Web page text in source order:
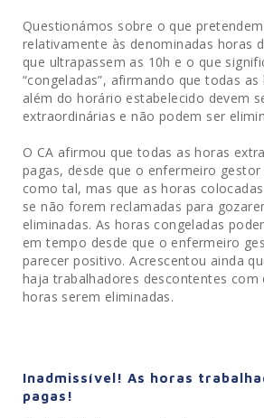
Questionámos sobre o que
relativamente às denominadas horas
que ultrapassem as 10h e o que
“congeladas”, afirmando que todas
além do horário estabelecido devem
extraordinárias e não podem ser
O CA afirmou que todas as horas
pagas, desde que o enfermeiro
como tal, mas que as horas
se não forem reclamadas para
eliminadas. As horas congeladas
em tempo desde que o enfermeiro
parecer positivo. Acrescentou ainda
haja trabalhadores descontentes com
horas serem eliminadas.
Inadmissível! As horas
pagas!